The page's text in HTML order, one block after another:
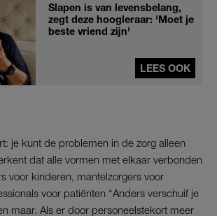
Slapen is van levensbelang,
zegt deze hoogleraar: 'Moet je
beste vriend zijn'
LEES OOK
je kunt de problemen in de zorg alleen
dat alle vormen met elkaar verbonden
voor kinderen, mantelzorgers voor
voor patiënten “Anders verschuif je
maar. Als er door personeelstekort meer